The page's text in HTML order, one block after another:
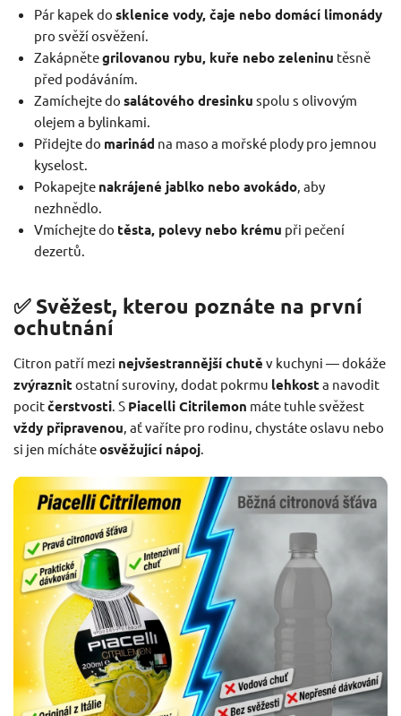
Pár kapek do sklenice vody, čaje nebo domácí limonády
pro svěží osvěžení.
Zakápnětegrilovanou rybu, kuře nebo zeleninu těsně
před podáváním.
Zamíchejte do salátového dresinku spolu s olivovým
olejem a bylinkami.
Přidejte do marinád na maso a mořské plody pro jemnou
kyselost.
Pokapejte nakrájené jablko nebo avokádo, aby
nezhnědlo.
Vmíchejte do těsta, polevy nebo krému při pečení
dezertů.
✅ Svěžest, kterou poznáte na první
ochutnání
Citron patří mezi nejvšestrannější chutě v kuchyni — dokáže
zvýraznit ostatní suroviny, dodat pokrmu lehkost a navodit
pocitčerstvosti. S Piacelli Citrilemon máte tuhle svěžest
vždy připravenou, ať vaříte pro rodinu, chystáte oslavu nebo
si jen mícháteosvěžující nápoj.